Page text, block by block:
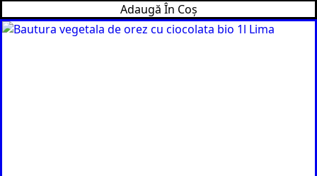
Adaugă În Coș